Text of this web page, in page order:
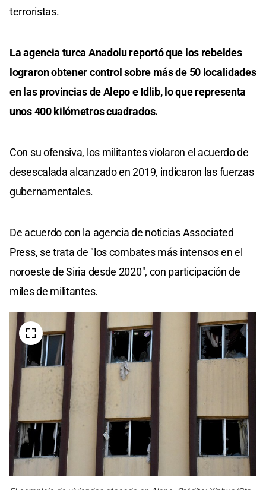
terroristas.
La agencia turca Anadolu reportó que los rebeldes
lograron obtener control sobre más de 50 localidades
en las provincias de Alepo e Idlib, lo que representa
unos 400 kilómetros cuadrados.
Con su ofensiva, los militantes violaron el acuerdo de
desescalada alcanzado en 2019, indicaron las fuerzas
gubernamentales.
De acuerdo con la agencia de noticias Associated
Press, se trata de "los combates más intensos en el
noroeste de Siria desde 2020", con participación de
miles de militantes.